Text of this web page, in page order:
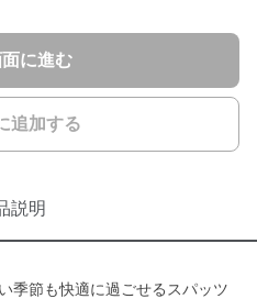
に進む
追加する
説明
季節も快適に過ごせるスパッツ